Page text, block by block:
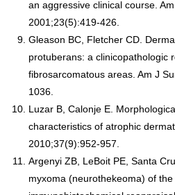
an aggressive clinical course.
2001;23(5):419-426.
Gleason BC, Fletcher CD.
protuberans: a clinicopathologic
fibrosarcomatous areas. Am J
1036.
Luzar B, Calonje E.
characteristics of atrophic
2010;37(9):952-957.
Argenyi ZB, LeBoit PE, Santa
myxoma (neurothekeoma) of